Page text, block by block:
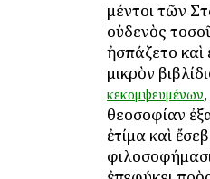
μέντοι τῶν
οὐδενὸς
ἠσπάζετο καὶ
μικρὸν
κεκομψευμένων
θεοσοφίαν
ἐτίμα καὶ